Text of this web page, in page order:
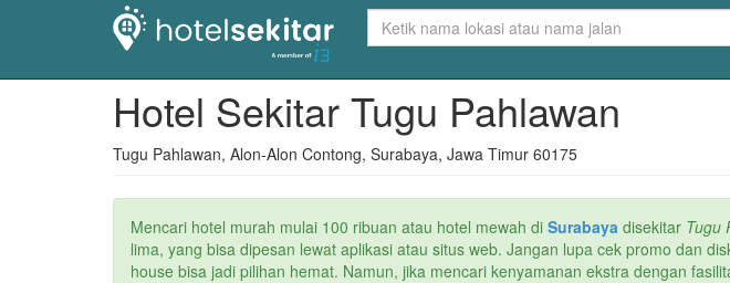
Hotel Sekitar Tugu Pahlawan
Tugu Pahlawan, Alon-Alon Contong, Surabaya, Jawa Timur 60175
Mencari hotel murah mulai 100 ribuan atau hotel mewah di Surabaya disekitar Tugu
lima, yang bisa dipesan lewat aplikasi atau situs web. Jangan lupa cek promo dan
house bisa jadi pilihan hemat. Namun, jika mencari kenyamanan ekstra dengan